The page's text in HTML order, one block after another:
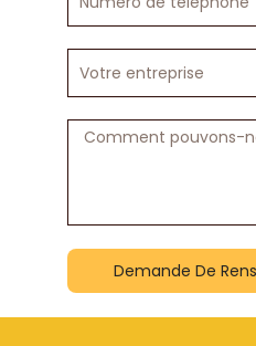
de
entreprise
Message
Demande De